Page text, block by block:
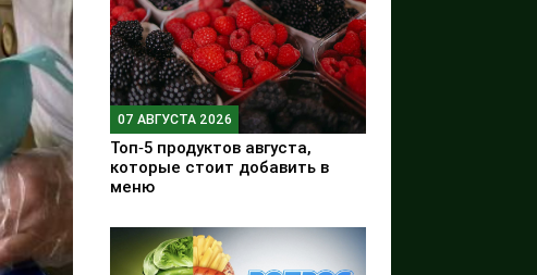
07 АВГУСТА 2026
Топ‑5 продуктов августа,
которые стоит добавить в
меню